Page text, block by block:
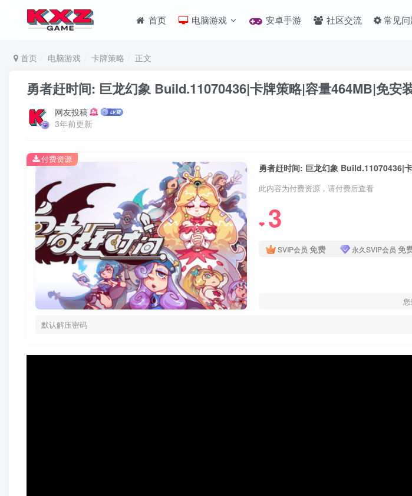
首页 电脑游戏 安卓手游 社区交流 常见问
首页 电脑游戏 卡牌策略 正文
勇者赶时间: 巨龙幻象 Build.11070436|卡牌策略|容量464MB|免安
网友投稿
3年前更新
勇者赶时间: 巨龙幻象 Build.11070436|
此内容为付费资源，请付费后查看
❤ 3
SVIP会员 免费 永久SVIP会员 免
您
默认解压密码
付费资源